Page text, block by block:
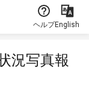
ヘルプEnglish
況写真報